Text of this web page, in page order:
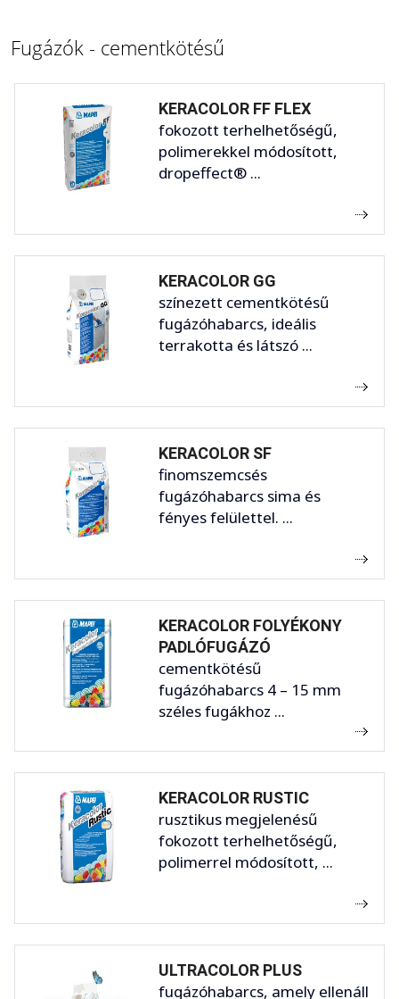
Fugázók - cementkötésű
KERACOLOR FF FLEX
fokozott terhelhetőségű,
polimerekkel módosított,
dropeffect® ...
KERACOLOR GG
színezett cementkötésű
fugázóhabarcs, ideális
terrakotta és látszó ...
KERACOLOR SF
finomszemcsés
fugázóhabarcs sima és
fényes felülettel. ...
KERACOLOR FOLYÉKONY
PADLÓFUGÁZÓ
cementkötésű
fugázóhabarcs 4 – 15 mm
széles fugákhoz ...
KERACOLOR RUSTIC
rusztikus megjelenésű
fokozott terhelhetőségű,
polimerrel módosított, ...
ULTRACOLOR PLUS
fugázóhabarcs, amely ellenáll